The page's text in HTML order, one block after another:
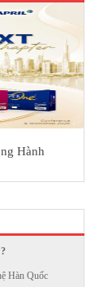
Hành
Hàn Quốc